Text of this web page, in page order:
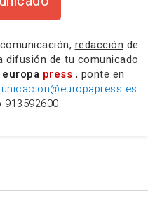
redacción de
difusión de tu comunicado
europa press , ponte en
913592600